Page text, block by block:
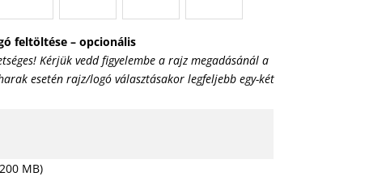
feltöltése – opcionális
Kérjük vedd figyelembe a rajz megadásánál a
esetén rajz/logó választásakor legfeljebb egy-két
MB)